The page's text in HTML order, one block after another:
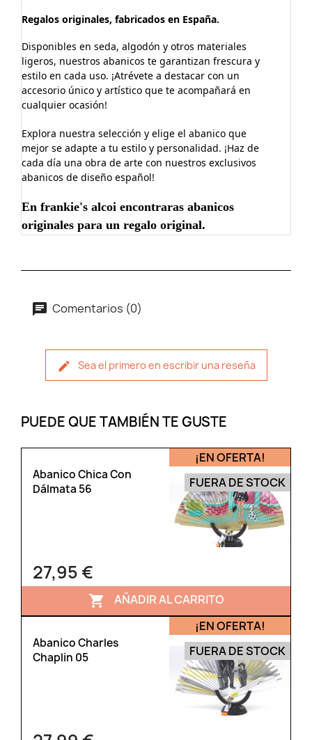
Regalos originales, fabricados en España.
Disponibles en seda, algodón y otros materiales
ligeros, nuestros abanicos te garantizan frescura y
estilo en cada uso. ¡Atrévete a destacar con un
accesorio único y artístico que te acompañará en
cualquier ocasión!
Explora nuestra selección y elige el abanico que
mejor se adapte a tu estilo y personalidad. ¡Haz de
cada día una obra de arte con nuestros exclusivos
abanicos de diseño español!
En frankie's alcoi encontraras abanicos
originales para un regalo original.
Comentarios (0)
Sea el primero en escribir una reseña
PUEDE QUE TAMBIÉN TE GUSTE
Abanico Chica Con
Dálmata 56
27,95 €
¡EN OFERTA!
FUERA DE STOCK
 AÑADIR AL CARRITO
Abanico Charles
Chaplin 05
¡EN OFERTA!
FUERA DE STOCK